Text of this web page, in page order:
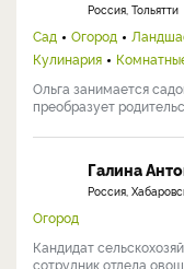
Россия, Тольятти
Сад Огород
Кулинария
Ольга занимается
преобразует
Галина
Россия,
Огород
Кандидат
сотрудник отдела